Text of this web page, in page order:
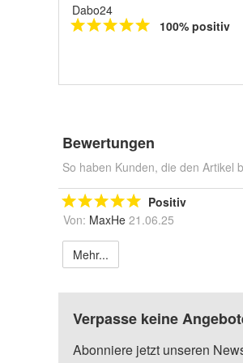
Dabo24
100% positiv
Bewertungen
So haben Kunden, die den Artikel
Positiv
Von: MaxHe 21.06.25
Mehr...
Verpasse keine
Abonniere jetzt unseren